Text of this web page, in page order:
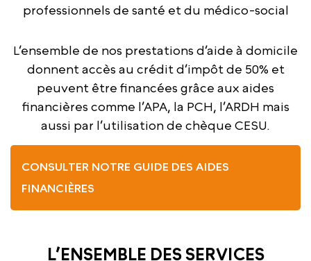
professionnels de santé et du médico-social
L’ensemble de nos prestations d’aide à domicile
donnent accès au crédit d’impôt de 50% et
peuvent être financées grâce aux aides
financières comme l’APA, la PCH, l’ARDH mais
aussi par l’utilisation de chèque CESU.
CONSULTER NOTRE GUIDE DES AIDES
FINANCIÈRES
L’ENSEMBLE DES SERVICES